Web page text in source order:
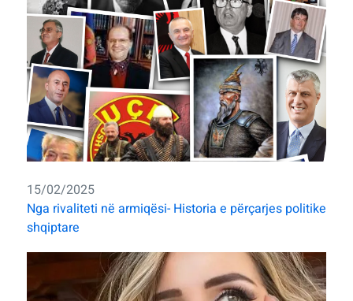
15/02/2025
Nga rivaliteti në armiqësi- Historia e përçarjes politike
shqiptare